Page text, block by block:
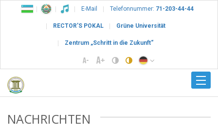
E-Mail Telefonnummer: 71-203-44-44
RECTOR’S POKAL Grüne Universität
Zentrum „Schritt in die Zukunft“
NACHRICHTEN